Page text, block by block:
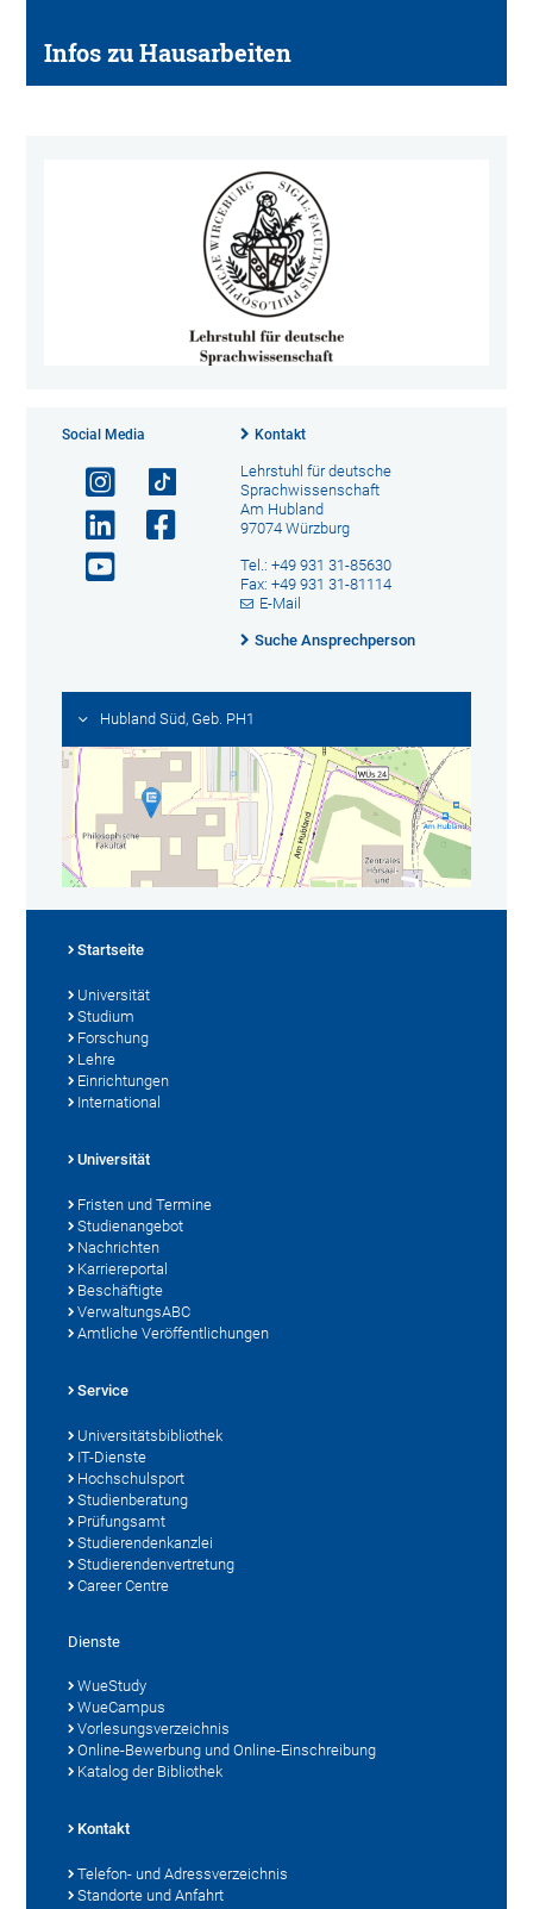
Infos zu Hausarbeiten
Social Media Kontakt
Lehrstuhl für deutsche
Sprachwissenschaft
Am Hubland
97074 Würzburg
Tel.: +49 931 31-85630
Fax: +49 931 31-81114
E-Mail
Suche Ansprechperson
Hubland Süd, Geb. PH1
Startseite
Universität
Studium
Forschung
Lehre
Einrichtungen
International
Universität
Fristen und Termine
Studienangebot
Nachrichten
Karriereportal
Beschäftigte
VerwaltungsABC
Amtliche Veröffentlichungen
Service
Universitätsbibliothek
IT-Dienste
Hochschulsport
Studienberatung
Prüfungsamt
Studierendenkanzlei
Studierendenvertretung
Career Centre
Dienste
WueStudy
WueCampus
Vorlesungsverzeichnis
Online-Bewerbung und Online-Einschreibung
Katalog der Bibliothek
Kontakt
Telefon- und Adressverzeichnis
Standorte und Anfahrt